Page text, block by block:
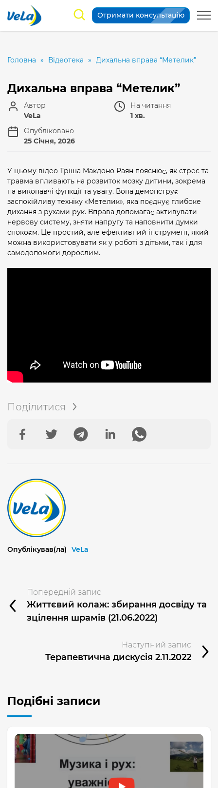
Отримати консультацію
Головна » Відеотека » Дихальна вправа “Метелик”
Дихальна вправа “Метелик”
Автор
VeLa
На читання
1 хв.
Опубліковано
25 Січня, 2026
У цьому відео Тріша Макдоно Раян пояснює, як стрес та
травма впливають на розвиток мозку дитини, зокрема
на виконавчі функції та увагу. Вона демонструє
заспокійливу техніку «Метелик», яка поєднує глибоке
дихання з рухами рук. Вправа допомагає активувати
нервову систему, зняти напругу та наповнити думки
спокоєм. Це простий, але ефективний інструмент, який
можна використовувати як у роботі з дітьми, так і для
самодопомоги дорослим.
Поділитися
Опублікував(ла) VeLa
Попередній запис
Життєвий колаж: збирання досвіду та
зцілення шрамів (21.06.2022)
Наступний запис
Терапевтична дискусія 2.11.2022
Подібні записи